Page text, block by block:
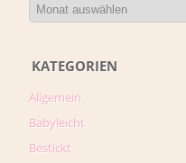
KATEGORIEN
Allgemein
Babyleicht
Bestickt